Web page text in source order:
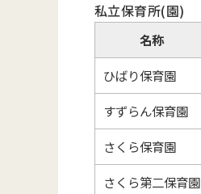
私立保育所(園)
名称
ひばり保育園
すずらん保育園
さくら保育園
さくら第二保育園